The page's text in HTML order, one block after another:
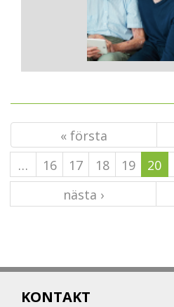
« första
…
16 17 18 19 20
nästa ›
KONTAKT